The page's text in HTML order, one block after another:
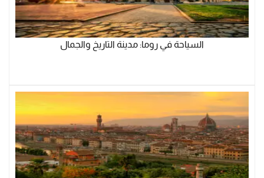
السياحة في روما: مدينة التاريخ والجمال